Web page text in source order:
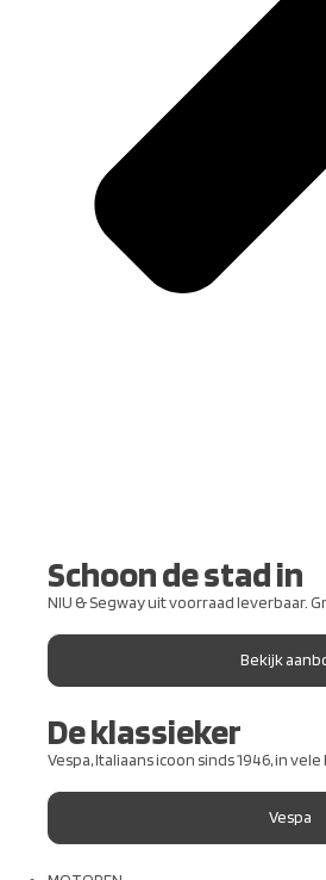
Schoon de stad in
NIU & Segway uit voorraad leverbaar.
Bekijk
De klassieker
Vespa, Italiaans icoon sinds 1946, in
Vespa